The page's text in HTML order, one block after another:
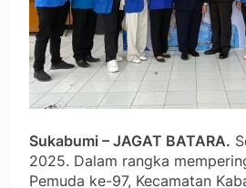
Sukabumi – JAGAT BATARA.
2025. Dalam rangka
Pemuda ke-97, Kecamatan